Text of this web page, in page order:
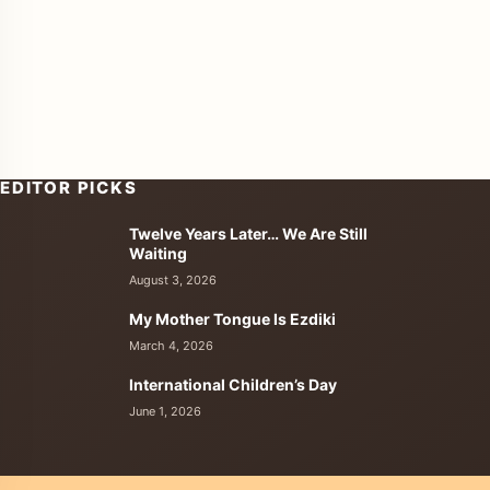
EDITOR PICKS
Twelve Years Later… We Are Still
Waiting
August 3, 2026
My Mother Tongue Is Ezdiki
March 4, 2026
International Children’s Day
June 1, 2026